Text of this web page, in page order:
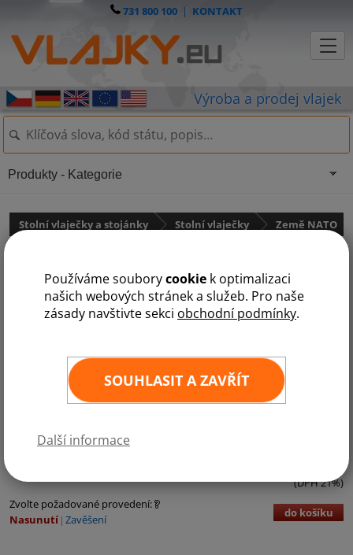
Používáme souborycookie k optimalizaci
našich webových stránek a služeb. Pro naše
zásady navštivte sekci obchodní podmínky.
SOUHLASIT A ZAVŘÍT
Další informace
731 800 100 | KONTAKT
Stolní vlaječky a stojánky Stolní vlaječky Země NATO
(DPH 21%)
Zvolte požadované provedení:
Nasunutí Zavěšení do košíku
Produkty - Kategorie